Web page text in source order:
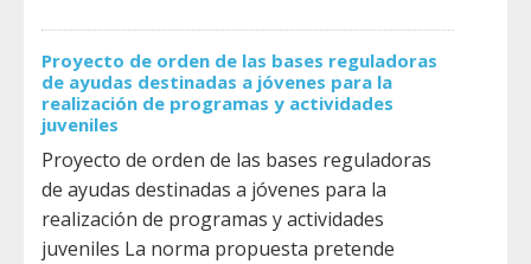
Proyecto de orden de las bases reguladoras
de ayudas destinadas a jóvenes para la
realización de programas y actividades
juveniles
Proyecto de orden de las bases reguladoras
de ayudas destinadas a jóvenes para la
realización de programas y actividades
juveniles La norma propuesta pretende